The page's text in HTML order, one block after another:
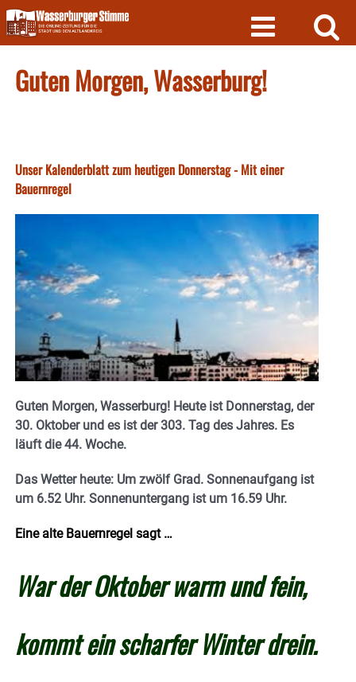
Skip
to
content
Guten Morgen, Wasserburg!
Unser Kalenderblatt zum heutigen Donnerstag - Mit einer
Bauernregel
Guten Morgen, Wasserburg! Heute ist Donnerstag, der
30. Oktober und es ist der 303. Tag des Jahres. Es
läuft die 44. Woche.
Das Wetter heute: Um zwölf Grad. Sonnenaufgang ist
um 6.52 Uhr. Sonnenuntergang ist um 16.59 Uhr.
Eine alte Bauernregel sagt …
War der Oktober warm und fein,
kommt ein scharfer Winter drein.